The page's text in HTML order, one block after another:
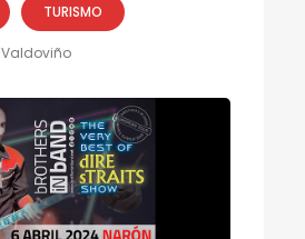
TURISMO
Valdoviño